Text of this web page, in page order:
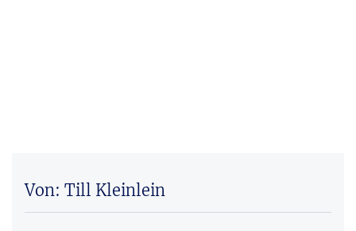
Von: Till Kleinlein